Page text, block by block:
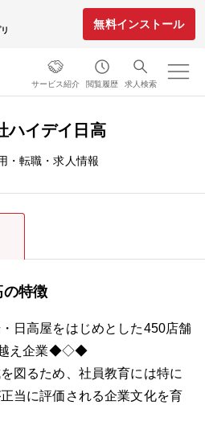
無料インストール
サービス紹介 閲覧履歴 求人検索
ハイデイ日高
・転職・求人情報
の特徴
高屋をはじめとした450店舗
越え企業◆◇◆
図るため、社員教育には特に
当に評価される企業文化を育